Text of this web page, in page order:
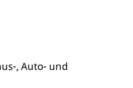
, Auto- und